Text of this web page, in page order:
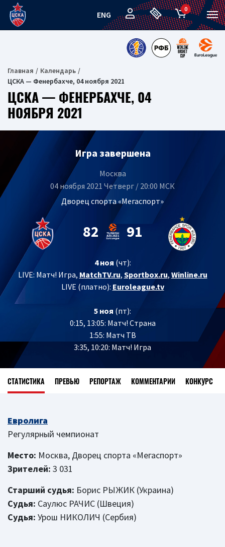
ENG
0
Главная
Календарь
ЦСКА — Фенербахче, 04 ноября 2021
ЦСКА — ФЕНЕРБАХЧЕ, 04
НОЯБРЯ 2021
Игра завершена
Москва
04 ноября 2021 Четверг / 20:00 МСК
Дворец спорта «Мегаспорт»
82 91
4 ноя (чт):
LIVE: Матч! Игра, MatchTV.ru, Sportbox.ru, Winline.ru
LIVE (платно): Euroleague.tv
5 ноя (пт):
0:15, 13:05: Матч! Страна
1:55: Матч ТВ
3:35, 10:20: Матч! Игра
СТАТИСТИКА ПРЕВЬЮ РЕПОРТАЖ КОММЕНТАРИИ КОНКУРС
Евролига
Регулярный чемпионат
Место: Москва, Дворец спорта «Мегаспорт»
Зрителей: 3 031
Старший судья: Борис РЫЖИК (Украина)
Судья: Саулюс РАЧИС (Швеция)
Судья: Урош НИКОЛИЧ (Сербия)